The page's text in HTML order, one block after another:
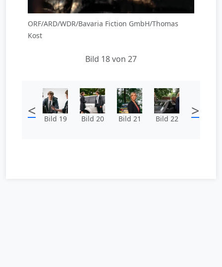
ORF/ARD/WDR/Bavaria Fiction GmbH/Thomas
Kost
Bild 18 von 27
< Bild 19 Bild 20 Bild 21 Bild 22 >